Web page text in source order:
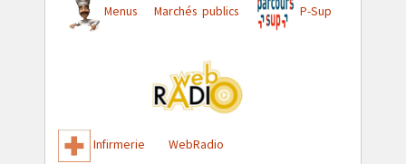
Menus Marchés publics P-Sup
Infirmerie WebRadio